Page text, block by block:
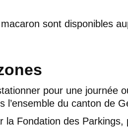
sont disponibles
pour une journée
l’ensemble du canton de
la Fondation des